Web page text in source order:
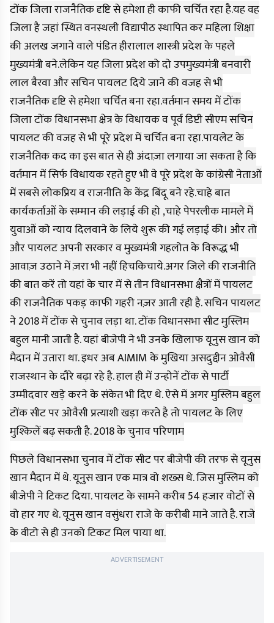
टोंक जिला राजनैतिक दृष्टि से हमेशा ही काफी चर्चित रहा है.यह वह
जिला है जहां स्थित वनस्थली विद्यापीठ स्थापित कर महिला शिक्षा
की अलख जगाने वाले पंडित हीरालाल शास्त्री प्रदेश के पहले
मुख्यमंत्री बने.लेकिन यह जिला प्रदेश को दो उपमुख्यमंत्री बनवारी
लाल बैरवा और सचिन पायलट दिये जाने की वजह से भी
राजनैतिक दृष्टि से हमेशा चर्चित बना रहा.वर्तमान समय में टोंक
जिला टोंक विधानसभा क्षेत्र के विधायक व पूर्व डिप्टी सीएम सचिन
पायलट की वजह से भी पूरे प्रदेश में चर्चित बना रहा.पायलेट के
राजनैतिक कद का इस बात से ही अंदाज़ा लगाया जा सकता है कि
वर्तमान में सिर्फ विधायक रहते हुए भी वे पूरे प्रदेश के कांग्रेसी नेताओं
में सबसे लोकप्रिय व राजनीति के केंद्र बिंदू बने रहे.चाहे बात
कार्यकर्ताओं के सम्मान की लड़ाई की हो ,चाहे पेपरलीक मामले में
युवाओं को न्याय दिलवाने के लिये शुरू की गई लड़ाई की। और तो
और पायलट अपनी सरकार व मुख्यमंत्री गहलोत के विरूद्ध भी
आवाज़ उठाने में ज़रा भी नहीं हिचकिचाये.अगर जिले की राजनीति
की बात करें तो यहां के चार में से तीन विधानसभा क्षैत्रों में पायलट
की राजनैतिक पकड़ काफी गहरी नज़र आती रही है. सचिन पायलट
ने 2018 में टोंक से चुनाव लड़ा था. टोंक विधानसभा सीट मुस्लिम
बहुल मानी जाती है. यहां बीजेपी ने भी उनके खिलाफ यूनुस खान को
मैदान में उतारा था. इधर अब AIMIM के मुखिया असदुद्दीन ओवैसी
राजस्थान के दौरे बढ़ा रहे है. हाल ही में उन्होनें टोंक से पार्टी
उम्मीदवार खड़े करने के संकेत भी दिए थे. ऐसे में अगर मुस्लिम बहुल
टोंक सीट पर ओवैसी प्रत्याशी खड़ा करते है तो पायलट के लिए
मुश्किलें बढ़ सकती है. 2018 के चुनाव परिणाम
पिछले विधानसभा चुनाव में टोंक सीट पर बीजेपी की तरफ से यूनुस
खान मैदान में थे. यूनुस खान एक मात्र वो शख्स थे. जिस मुस्लिम को
बीजेपी ने टिकट दिया. पायलट के सामने करीब 54 हजार वोटों से
वो हार गए थे. यूनुस खान वसुंधरा राजे के करीबी माने जाते है. राजे
के वीटो से ही उनको टिकट मिल पाया था.
ADVERTISEMENT